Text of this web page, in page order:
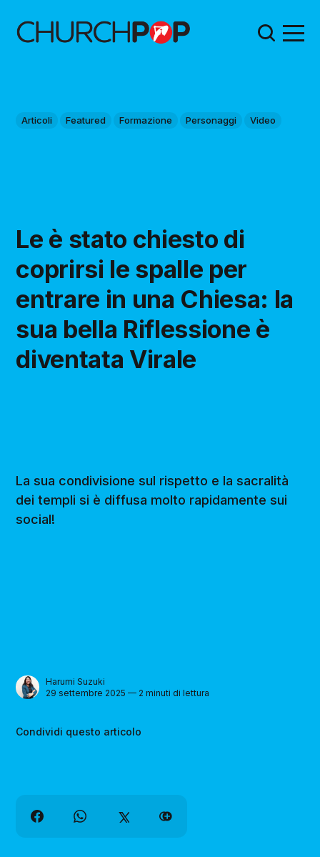
Articoli Featured Formazione Personaggi Video
Le è stato chiesto di
coprirsi le spalle per
entrare in una Chiesa: la
sua bella Riflessione è
diventata Virale
La sua condivisione sul rispetto e la sacralità
dei templi si è diffusa molto rapidamente sui
social!
Harumi Suzuki
29 settembre 2025 — 2 minuti di lettura
Condividi questo articolo